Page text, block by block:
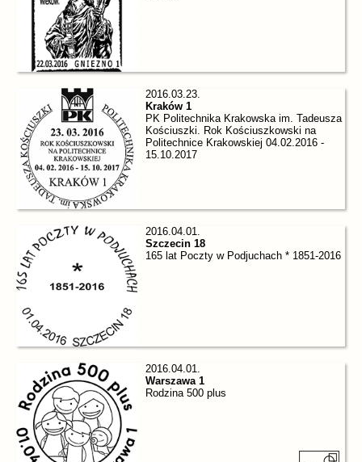
2016.03.23.
Kraków 1
PK Politechnika Krakowska im. Tadeusza
Kościuszki. Rok Kościuszkowski na
Politechnice Krakowskiej 04.02.2016 -
15.10.2017
2016.04.01.
Szczecin 18
165 lat Poczty w Podjuchach * 1851-2016
2016.04.01.
Warszawa 1
Rodzina 500 plus